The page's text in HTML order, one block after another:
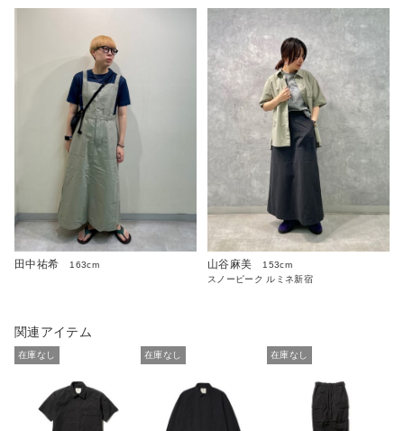
田中祐希 163cm 山谷麻美
153cm
スノーピーク ルミネ新宿
関連アイテム
在庫なし 在庫なし 在庫なし